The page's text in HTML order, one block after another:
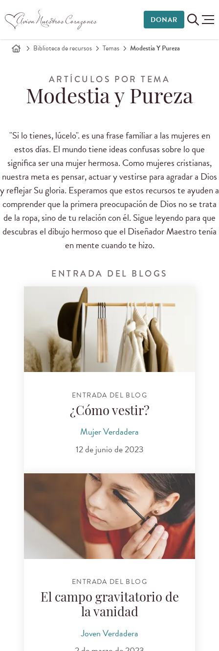
DONAR
Biblioteca de recursos Temas Modestia Y Pureza
ARTÍCULOS POR TEMA
Modestia y Pureza
"Si lo tienes, lúcelo".es una frasefamiliar a las mujeresen
estos días. El mundotiene ideasconfusas sobre loque
significa seruna mujer hermosa. Como mujerescristianas,
nuestra metaes pensar, actuar yvestirse paraagradar a Dios
yreflejar Sugloria. Esperamos que estos recursos te ayuden a
comprenderque la primera preocupaciónde Dios no se trata
de la ropa,sino detu relación con él. Sigue leyendo paraque
descubrasel dibujohermosoque el DiseñadorMaestro tenía
en mente cuandote hizo.
ENTRADA DEL BLOGS
ENTRADA DEL BLOG
¿Cómo vestir?
Mujer Verdadera
12 de junio de 2023
ENTRADA DEL BLOG
El campo gravitatorio de
la vanidad
Joven Verdadera